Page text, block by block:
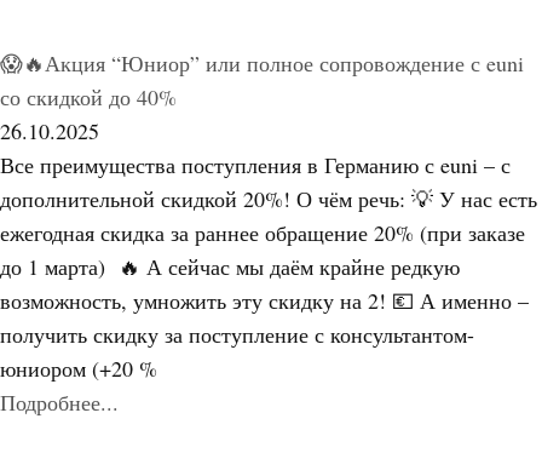
😱🔥Акция “Юниор” или полное сопровождение с euni
со скидкой до 40%
26.10.2025
Все преимущества поступления в Германию с euni – с
дополнительной скидкой 20%! О чём речь: 💡 У нас есть
ежегодная скидка за раннее обращение 20% (при заказе
до 1 марта) 🔥 А сейчас мы даём крайне редкую
возможность, умножить эту скидку на 2! 💶 А именно –
получить скидку за поступление с консультантом-
юниором (+20 %
Подробнее...